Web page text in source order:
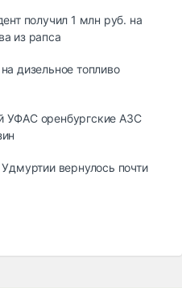
получил 1 млн руб. на
из рапса
дизельное топливо
УФАС оренбургские АЗС
вернулось почти